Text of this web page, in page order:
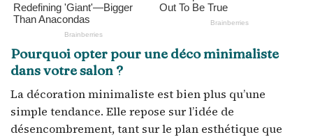
Pourquoi opter pour une déco minimaliste
dans votre salon ?
La décoration minimaliste est bien plus qu’une
simple tendance. Elle repose sur l’idée de
désencombrement, tant sur le plan esthétique que